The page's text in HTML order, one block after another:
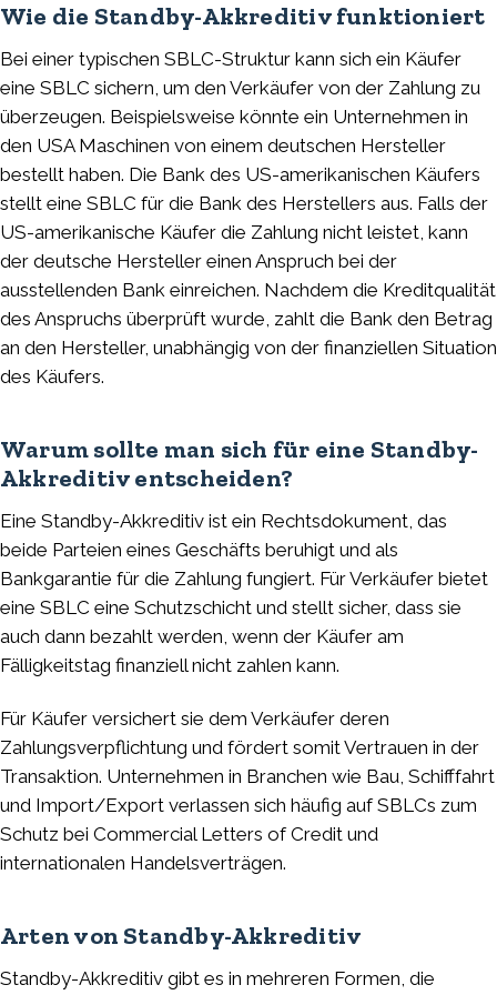
Wie die Standby-Akkreditiv funktioniert
Bei einer typischen SBLC-Struktur kann sich ein Käufer
eine SBLC sichern, um den Verkäufer von der Zahlung zu
überzeugen. Beispielsweise könnte ein Unternehmen in
den USA Maschinen von einem deutschen Hersteller
bestellt haben. Die Bank des US-amerikanischen Käufers
stellt eine SBLC für die Bank des Herstellers aus. Falls der
US-amerikanische Käufer die Zahlung nicht leistet, kann
der deutsche Hersteller einen Anspruch bei der
ausstellenden Bank einreichen. Nachdem die Kreditqualität
des Anspruchs überprüft wurde, zahlt die Bank den Betrag
an den Hersteller, unabhängig von der finanziellen Situation
des Käufers.
Warum sollte man sich für eine Standby-
Akkreditiv entscheiden?
Eine Standby-Akkreditiv ist ein Rechtsdokument, das
beide Parteien eines Geschäfts beruhigt und als
Bankgarantie für die Zahlung fungiert. Für Verkäufer bietet
eine SBLC eine Schutzschicht und stellt sicher, dass sie
auch dann bezahlt werden, wenn der Käufer am
Fälligkeitstag finanziell nicht zahlen kann.
Für Käufer versichert sie dem Verkäufer deren
Zahlungsverpflichtung und fördert somit Vertrauen in der
Transaktion. Unternehmen in Branchen wie Bau, Schifffahrt
und Import/Export verlassen sich häufig auf SBLCs zum
Schutz bei Commercial Letters of Credit und
internationalen Handelsverträgen.
Arten von Standby-Akkreditiv
Standby-Akkreditiv gibt es in mehreren Formen, die